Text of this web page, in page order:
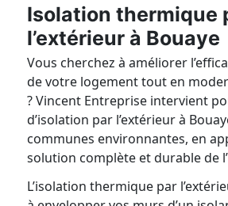
Isolation thermique
l’extérieur à Bouaye
Vous cherchez à améliorer
de votre logement tout en
? Vincent Entreprise intervient
d’isolation par l’extérieur à
communes environnantes, en
solution complète et durable de
L’isolation thermique par